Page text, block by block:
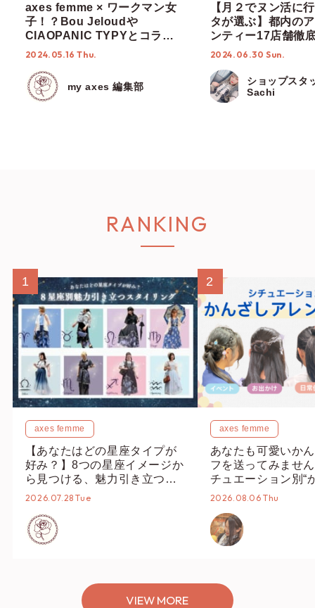
axes femme × ワークマン女
子！？Bou Jeloudや
CIAOPANIC TYPYとコラボ
したスタイリング提案も♡見
ョー in 福岡
2024.05.16 Thu.
my axes 編集部
【月２でヌン活に
タが選ぶ】都内の
ンティー17店舗徹
度なし！【ショッ
2024.06.30 Sun.
ショップスタ
Sachi
RANKING
1
axes femme
【あなたはどの星座タイプが
好み？】8つの星座イメージか
ら見つける、魅力引き立つス
タイリング♡
2026.07.28 Tue
2
axes femme
あなたも可愛いか
フを送ってみませ
チュエーション別“
オススメ【ショッ
2026.08.06 Thu
VIEW MORE